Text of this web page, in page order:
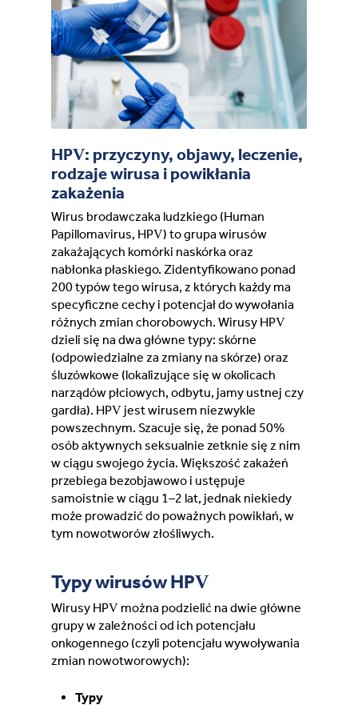
HPV: przyczyny, objawy, leczenie,
rodzaje wirusa i powikłania
zakażenia
Wirus brodawczaka ludzkiego (Human
Papillomavirus, HPV) to grupa wirusów
zakażających komórki naskórka oraz
nabłonka płaskiego. Zidentyfikowano ponad
200 typów tego wirusa, z których każdy ma
specyficzne cechy i potencjał do wywołania
różnych zmian chorobowych. Wirusy HPV
dzieli się na dwa główne typy: skórne
(odpowiedzialne za zmiany na skórze) oraz
śluzówkowe (lokalizujące się w okolicach
narządów płciowych, odbytu, jamy ustnej czy
gardła). HPV jest wirusem niezwykle
powszechnym. Szacuje się, że ponad 50%
osób aktywnych seksualnie zetknie się z nim
w ciągu swojego życia. Większość zakażeń
przebiega bezobjawowo i ustępuje
samoistnie w ciągu 1–2 lat, jednak niekiedy
może prowadzić do poważnych powikłań, w
tym nowotworów złośliwych.
Typy wirusów HPV
Wirusy HPV można podzielić na dwie główne
grupy w zależności od ich potencjału
onkogennego (czyli potencjału wywoływania
zmian nowotworowych):
Typy
France (French)
Finland (Finnish)
Hong Kong (Chinese)
India (Hindi)
Kuwait (Arabic)
Latvia (Latvian)
Lithuania (Lithuanian)
Moldova (Moldovan)
Morocco (French)
Poland (Polish)
Portugal (Portuguese)
Serbia (Serbian)
Slovenia (Slovene)